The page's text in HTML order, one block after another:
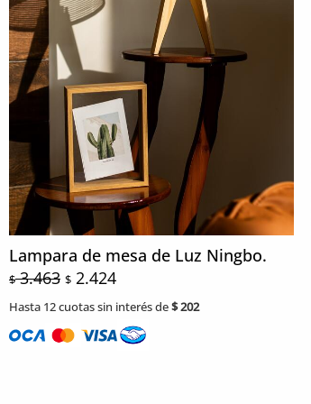
Lampara de mesa de Luz Ningbo.
$3.463 $ 2.424
Hasta 12 cuotas sin interés de$202